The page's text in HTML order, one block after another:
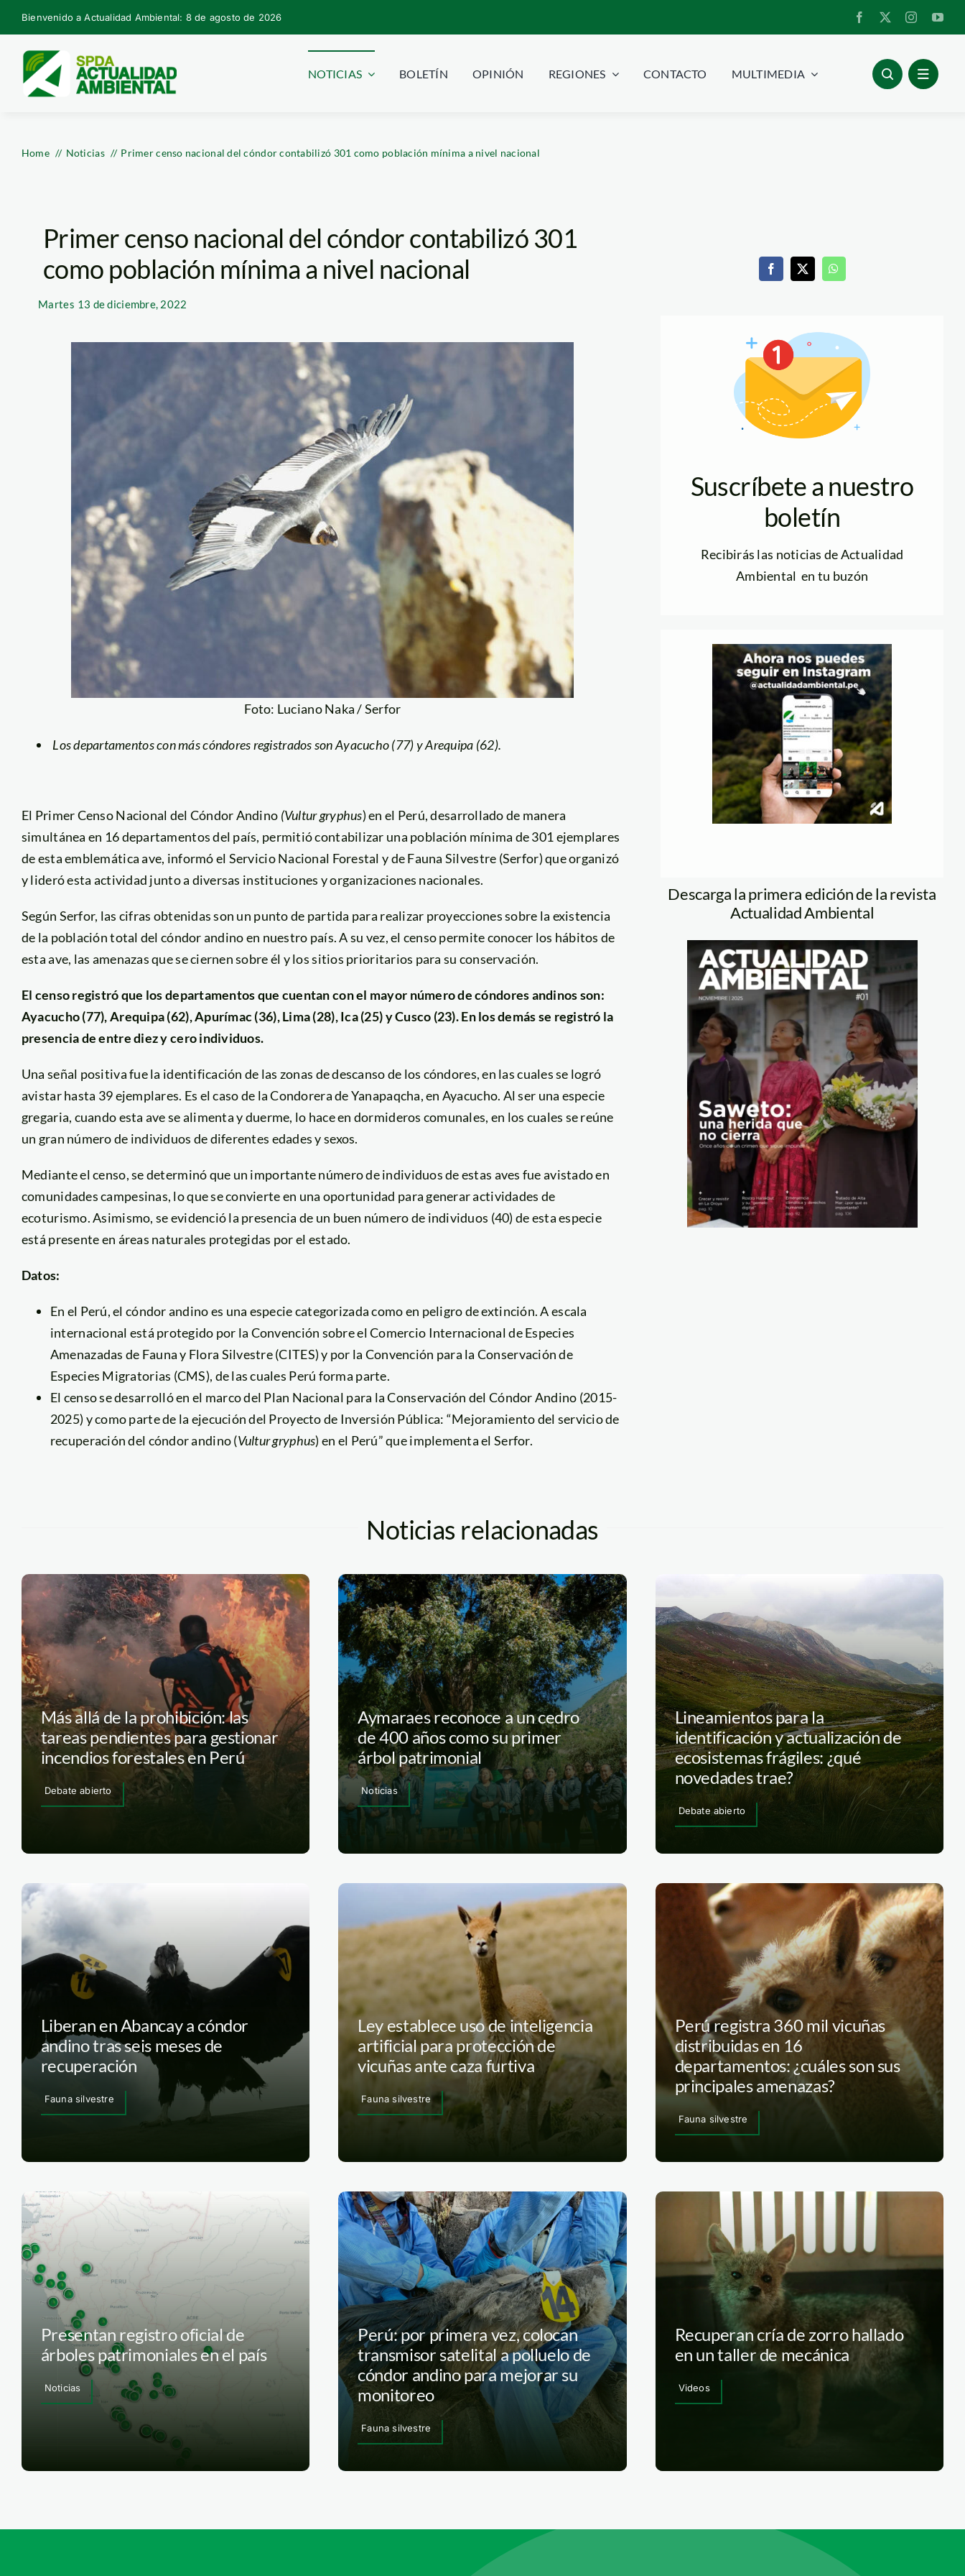
Skip
to
content
Bienvenido a Actualidad Ambiental: 8 de agosto de 2026
NOTICIAS BOLETÍN OPINIÓN REGIONES CONTACTO MULTIMEDIA
Home Noticias Primer censo nacional del cóndor contabilizó 301 como población mínima a nivel nacional
Primer censo nacional del cóndor contabilizó 301
como población mínima a nivel nacional
Martes 13 de diciembre, 2022
Foto: Luciano Naka / Serfor
Los departamentos con más cóndores registrados son Ayacucho (77) y Arequipa (62).
El Primer Censo Nacional del Cóndor Andino (Vultur gryphus) en el Perú, desarrollado de manera
simultánea en 16 departamentos del país, permitió contabilizar una población mínima de 301 ejemplares
de esta emblemática ave, informó el Servicio Nacional Forestal y de Fauna Silvestre (Serfor) que organizó
y lideró esta actividad junto a diversas instituciones y organizaciones nacionales.
Según Serfor, las cifras obtenidas son un punto de partida para realizar proyecciones sobre la existencia
de la población total del cóndor andino en nuestro país. A su vez, el censo permite conocer los hábitos de
esta ave, las amenazas que se ciernen sobre él y los sitios prioritarios para su conservación.
El censo registró que los departamentos que cuentan con el mayor número de cóndores andinos son:
Ayacucho (77), Arequipa (62), Apurímac (36), Lima (28), Ica (25) y Cusco (23). En los demás se registró la
presencia de entre diez y cero individuos.
Una señal positiva fue la identificación de las zonas de descanso de los cóndores, en las cuales se logró
avistar hasta 39 ejemplares. Es el caso de la Condorera de Yanapaqcha, en Ayacucho. Al ser una especie
gregaria, cuando esta ave se alimenta y duerme, lo hace en dormideros comunales, en los cuales se reúne
un gran número de individuos de diferentes edades y sexos.
Mediante el censo, se determinó que un importante número de individuos de estas aves fue avistado en
comunidades campesinas, lo que se convierte en una oportunidad para generar actividades de
ecoturismo. Asimismo, se evidenció la presencia de un buen número de individuos (40) de esta especie
está presente en áreas naturales protegidas por el estado.
Datos:
En el Perú, el cóndor andino es una especie categorizada como en peligro de extinción. A escala
internacional está protegido por la Convención sobre el Comercio Internacional de Especies
Amenazadas de Fauna y Flora Silvestre (CITES) y por la Convención para la Conservación de
Especies Migratorias (CMS), de las cuales Perú forma parte.
El censo se desarrolló en el marco del Plan Nacional para la Conservación del Cóndor Andino (2015-
2025) y como parte de la ejecución del Proyecto de Inversión Pública: “Mejoramiento del servicio de
recuperación del cóndor andino (Vultur gryphus) en el Perú” que implementa el Serfor.
Suscríbete a nuestro
boletín
Recibirás las noticias de Actualidad
Ambiental en tu buzón
Descarga la primera edición de la revista
Actualidad Ambiental
Noticias relacionadas
Más allá de la prohibición: las
tareas pendientes para gestionar
incendios forestales en Perú
Debate abierto
Aymaraes reconoce a un cedro
de 400 años como su primer
árbol patrimonial
Noticias
Lineamientos para la
identificación y actualización de
ecosistemas frágiles: ¿qué
novedades trae?
Debate abierto
Liberan en Abancay a cóndor
andino tras seis meses de
recuperación
Fauna silvestre
Ley establece uso de inteligencia
artificial para protección de
vicuñas ante caza furtiva
Fauna silvestre
Perú registra 360 mil vicuñas
distribuidas en 16
departamentos: ¿cuáles son sus
principales amenazas?
Fauna silvestre
Presentan registro oficial de
árboles patrimoniales en el país
Noticias
Perú: por primera vez, colocan
transmisor satelital a polluelo de
cóndor andino para mejorar su
monitoreo
Fauna silvestre
Recuperan cría de zorro hallado
en un taller de mecánica
Videos